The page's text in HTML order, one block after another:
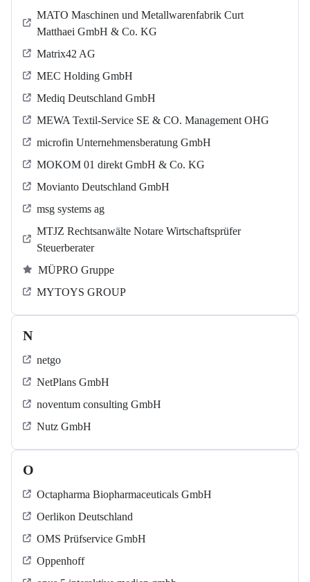
MATO Maschinen und Metallwarenfabrik Curt
Matthaei GmbH & Co. KG
Matrix42 AG
MEC Holding GmbH
Mediq Deutschland GmbH
MEWA Textil-Service SE & CO. Management OHG
microfin Unternehmensberatung GmbH
MOKOM 01 direkt GmbH & Co. KG
Movianto Deutschland GmbH
msg systems ag
MTJZ Rechtsanwälte Notare Wirtschaftsprüfer
Steuerberater
MÜPRO Gruppe
MYTOYS GROUP
N
netgo
NetPlans GmbH
noventum consulting GmbH
Nutz GmbH
O
Octapharma Biopharmaceuticals GmbH
Oerlikon Deutschland
OMS Prüfservice GmbH
Oppenhoff